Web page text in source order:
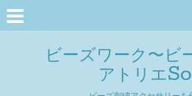
ビーズワーク〜ビ
アトリエ